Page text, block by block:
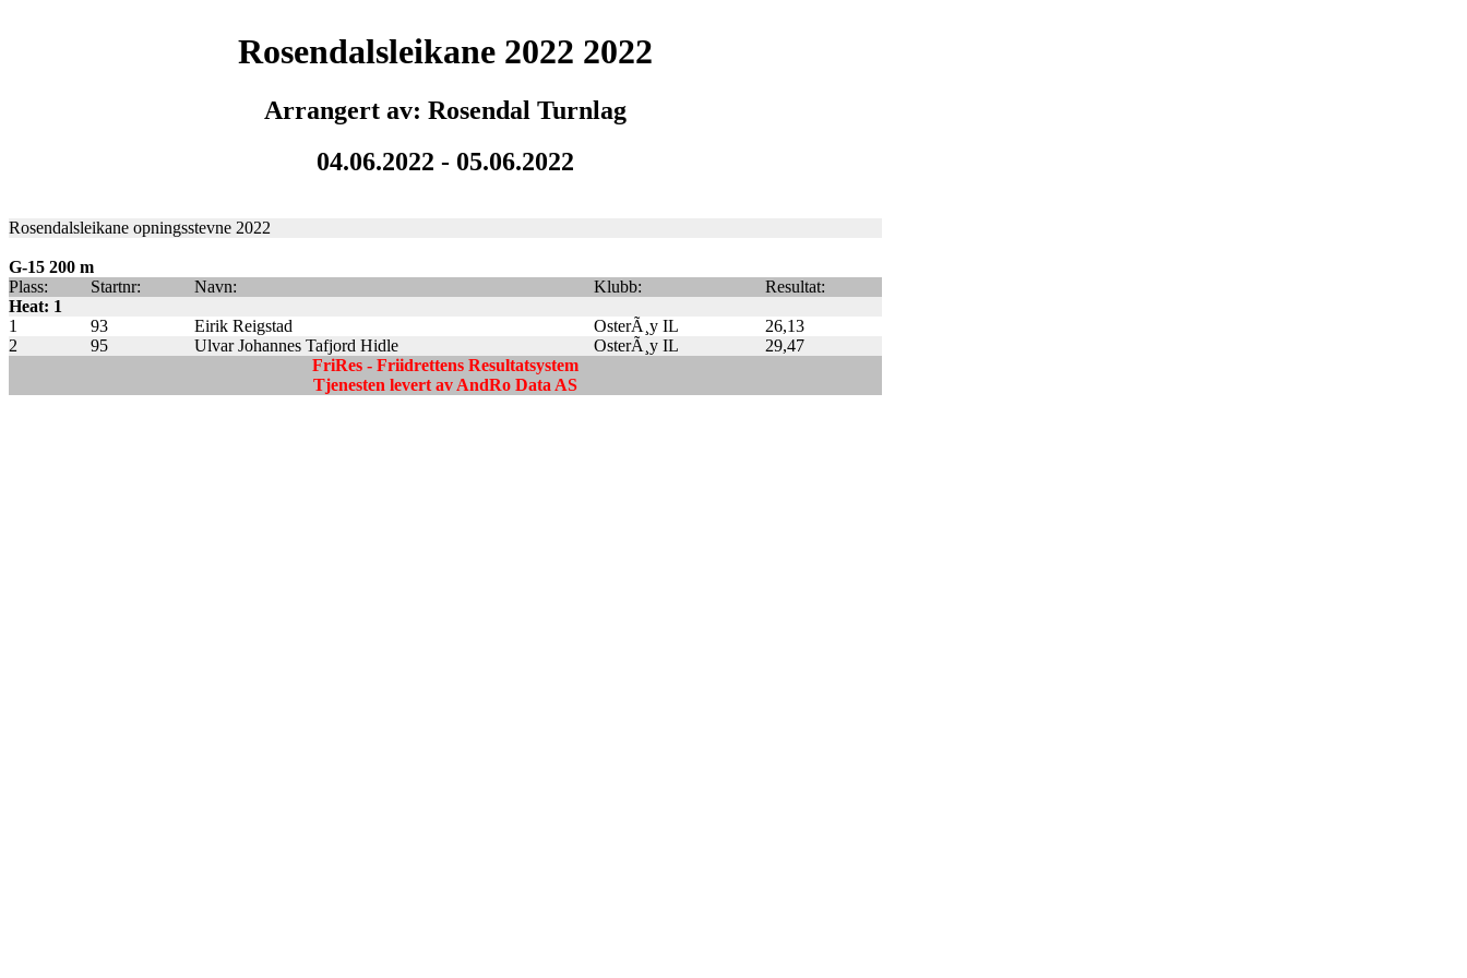
Rosendalsleikane 2022 2022
Arrangert av: Rosendal Turnlag
04.06.2022 - 05.06.2022
Rosendalsleikane opningsstevne 2022
G-15 200 m
Plass:
Startnr: Navn: Klubb:
Resultat:
Heat: 1
1
93 Eirik Reigstad OsterÃ¸y IL
26,13
2
95 Ulvar Johannes Tafjord Hidle OsterÃ¸y IL
29,47
FriRes - Friidrettens Resultatsystem
Tjenesten levert av AndRo Data AS